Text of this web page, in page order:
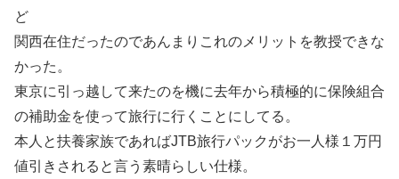
ど
関西在住だったのであんまりこれのメリットを教授できな
かった。
東京に引っ越して来たのを機に去年から積極的に保険組合
の補助金を使って旅行に行くことにしてる。
本人と扶養家族であればJTB旅行パックがお一人様１万円
値引きされると言う素晴らしい仕様。